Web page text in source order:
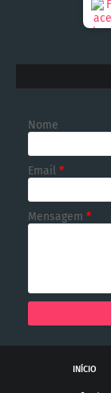
Nome
Email *
Mensagem *
INÍCIO